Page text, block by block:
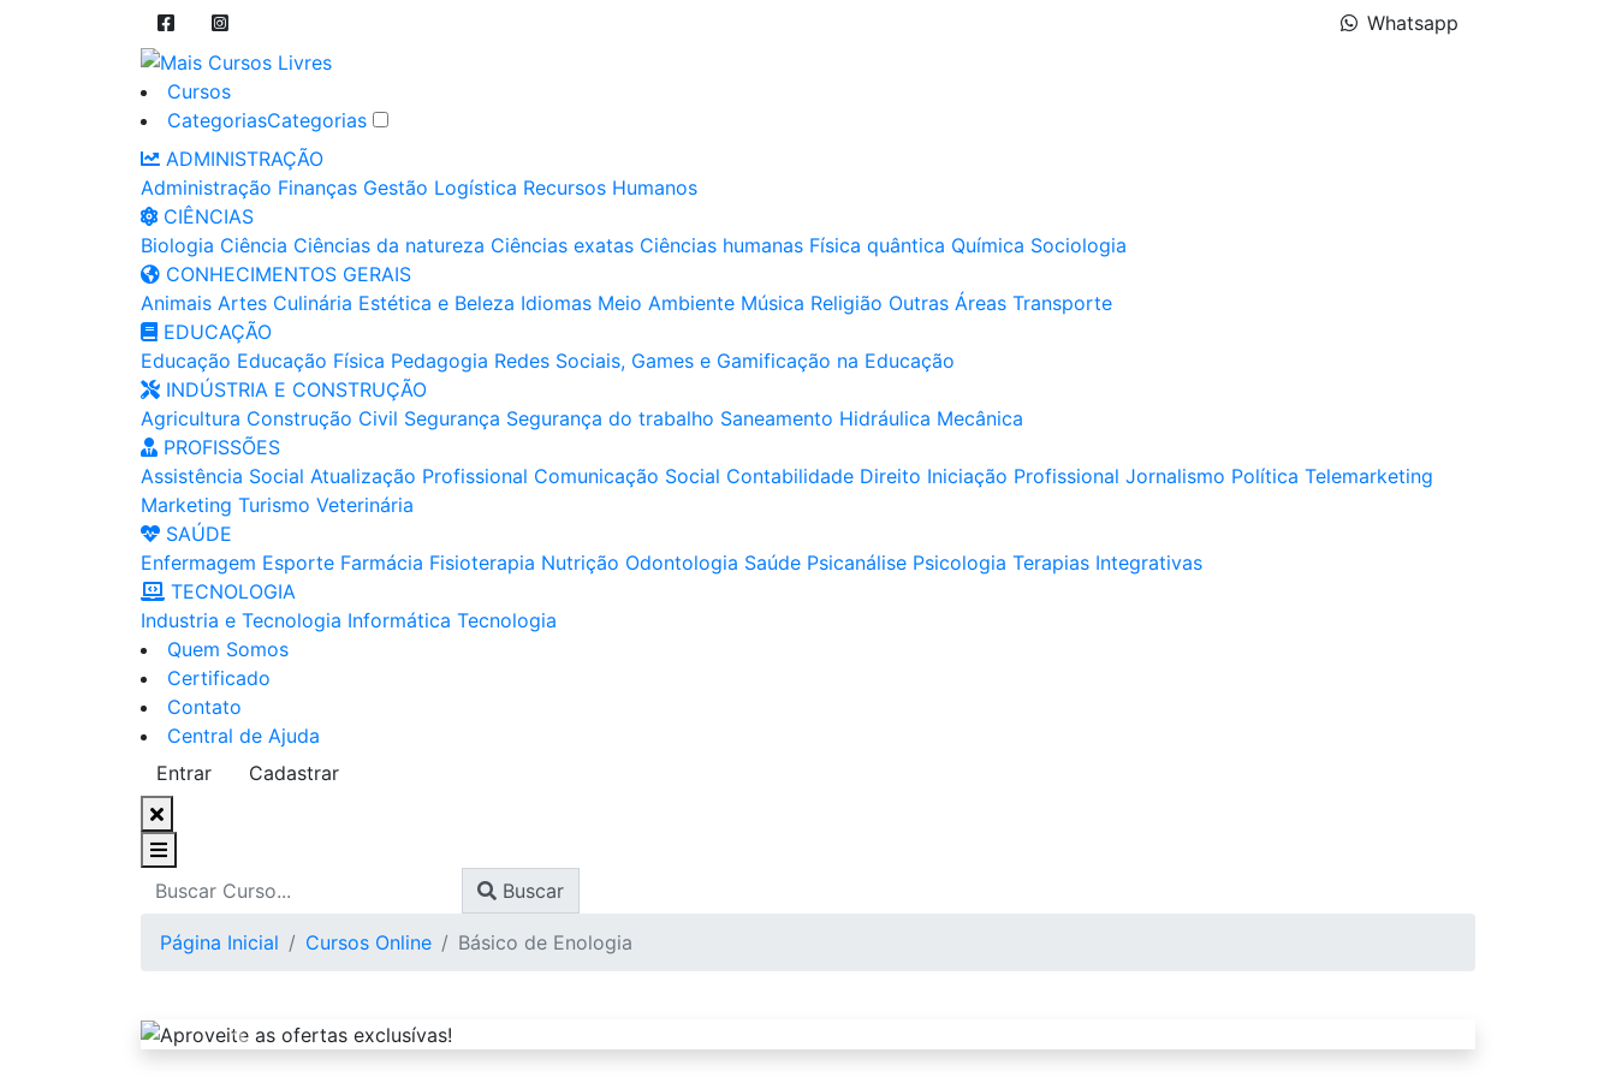
Whatsapp
Cursos
CategoriasCategorias
ADMINISTRAÇÃO
Administração Finanças Gestão Logística Recursos Humanos
CIÊNCIAS
Biologia Ciência Ciências da natureza Ciências exatas Ciências humanas Física quântica Química Sociologia
CONHECIMENTOS GERAIS
Animais Artes Culinária Estética e Beleza Idiomas Meio Ambiente Música Religião Outras Áreas Transporte
EDUCAÇÃO
Educação Educação Física Pedagogia Redes Sociais, Games e Gamificação na Educação
INDÚSTRIA E CONSTRUÇÃO
Agricultura Construção Civil Segurança Segurança do trabalho Saneamento Hidráulica Mecânica
PROFISSÕES
Assistência Social Atualização Profissional Comunicação Social Contabilidade Direito Iniciação Profissional Jornalismo Política Telemarketing
Marketing Turismo Veterinária
SAÚDE
Enfermagem Esporte Farmácia Fisioterapia Nutrição Odontologia Saúde Psicanálise Psicologia Terapias Integrativas
TECNOLOGIA
Industria e Tecnologia Informática Tecnologia
Quem Somos
Certificado
Contato
Central de Ajuda
Entrar
Cadastrar
Buscar
Página Inicial Cursos Online Básico de Enologia